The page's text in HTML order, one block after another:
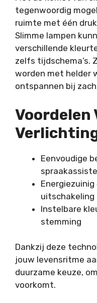
tegenwoordig
ruimte met één
Slimme lampen
verschillende
zelfs tijdschema’s.
worden met helder
ontspannen bij
Voordelen
Eenvoudige
uitschakeling
Instelbare
stemming
Dankzij deze
jouw levensritme
duurzame keuze,
voorkomt.